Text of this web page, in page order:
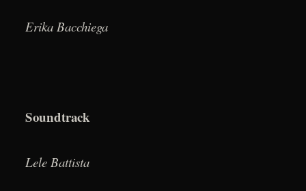
Erika Bacchiega
Soundtrack
Lele Battista